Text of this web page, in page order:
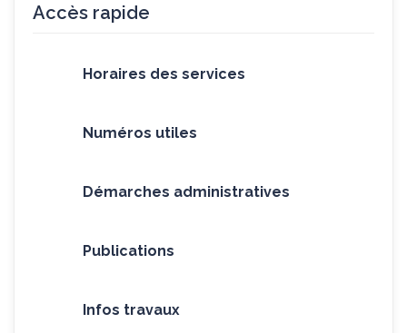
Accès rapide
Horaires des services
Numéros utiles
Démarches administratives
Publications
Infos travaux